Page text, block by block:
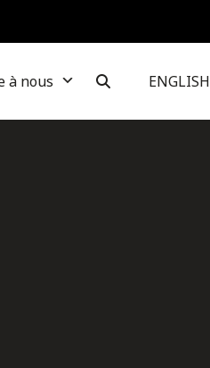
à nous ENGLISH